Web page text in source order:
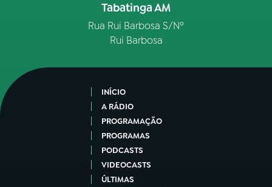
Tabatinga AM
Rua Rui Barbosa S/Nº
Rui Barbosa
INÍCIO
A RÁDIO
PROGRAMAÇÃO
PROGRAMAS
PODCASTS
VIDEOCASTS
ÚLTIMAS